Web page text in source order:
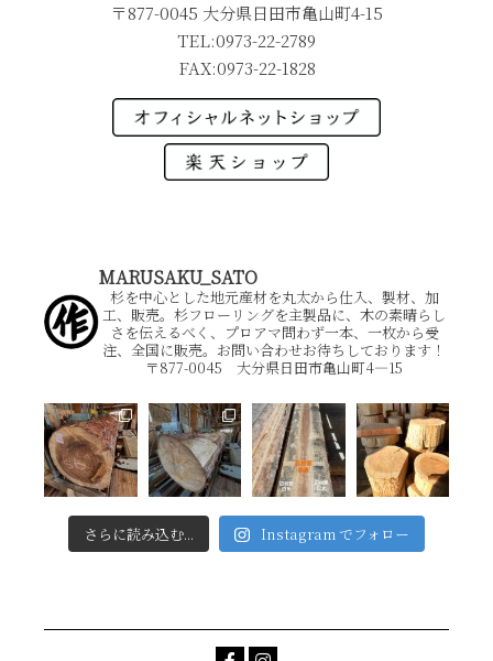
〒877-0045 大分県日田市亀山町4-15
TEL:0973-22-2789
FAX:0973-22-1828
MARUSAKU_SATO
杉を中心とした地元産材を丸太から仕入、製材、加
工、販売。杉フローリングを主製品に、木の素晴らし
さを伝えるべく、プロアマ問わず一本、一枚から受
注、全国に販売。お問い合わせお待ちしております！
〒877-0045 大分県日田市亀山町4―15
さらに読み込む... Instagram でフォロー